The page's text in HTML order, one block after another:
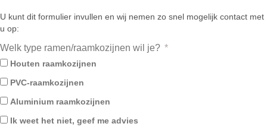
U kunt dit formulier invullen en wij nemen zo snel mogelijk contact met
u op:
Welk type ramen/raamkozijnen wil je?
Houten raamkozijnen
PVC-raamkozijnen
Aluminium raamkozijnen
Ik weet het niet, geef me advies